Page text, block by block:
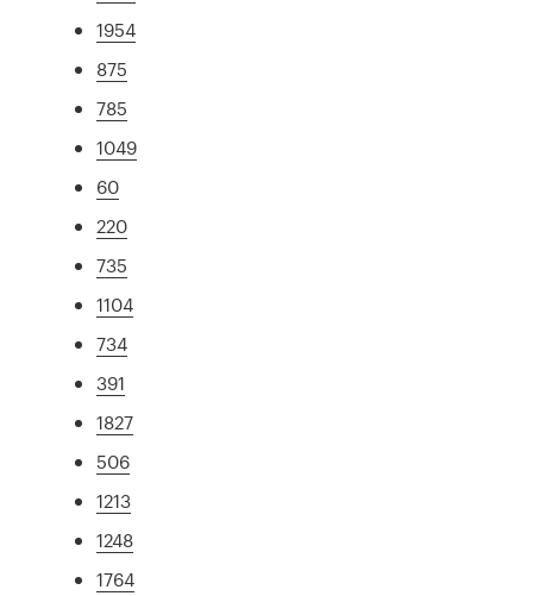
1954
875
785
1049
60
220
735
1104
734
391
1827
506
1213
1248
1764